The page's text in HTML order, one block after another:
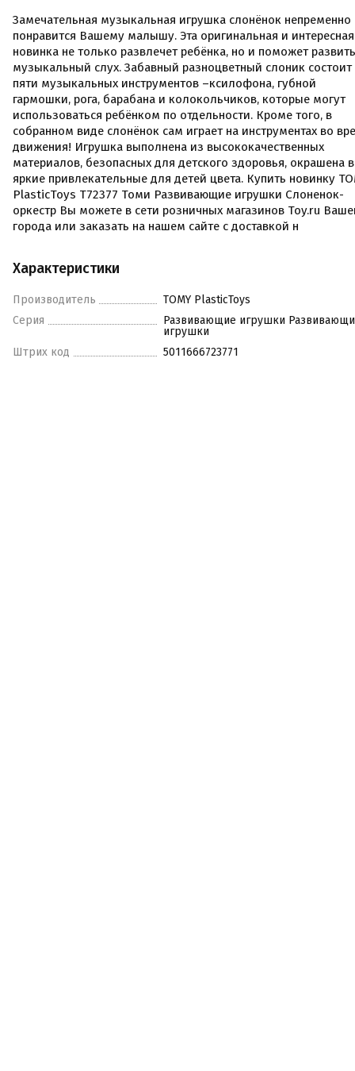
Замечательная музыкальная игрушка слонёнок непременно
понравится Вашему малышу. Эта оригинальная и интересная
новинка не только развлечет ребёнка, но и поможет развить
музыкальный слух. Забавный разноцветный слоник состоит
пяти музыкальных инструментов –ксилофона, губной
гармошки, рога, барабана и колокольчиков, которые могут
использоваться ребёнком по отдельности. Кроме того, в
собранном виде слонёнок сам играет на инструментах во
движения! Игрушка выполнена из высококачественных
материалов, безопасных для детского здоровья, окрашена в
яркие привлекательные для детей цвета. Купить новинку
PlasticToys T72377 Томи Развивающие игрушки Слоненок-
оркестр Вы можете в сети розничных магазинов Toy.ru
города или заказать на нашем сайте с доставкой н
Характеристики
Производитель
TOMY PlasticToys
Серия
Развивающие игрушки
игрушки
Штрих код
5011666723771